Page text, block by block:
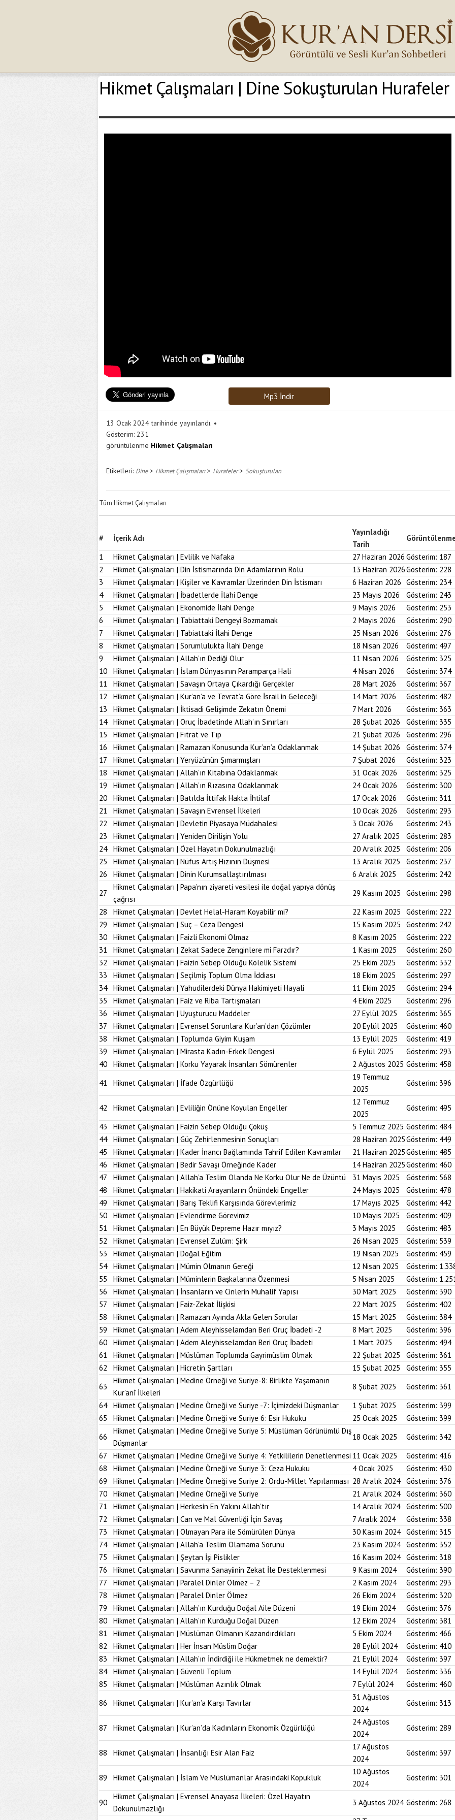
Hikmet Çalışmaları | Dine Sokuşturulan Hurafeler
Mp3 İndir
13 Ocak 2024 tarihinde yayınlandı.
Gösterim: 231
görüntülenme Hikmet Çalışmaları
Etiketleri: Dine> Hikmet Çalışmaları> Hurafeler> Sokuşturulan
Tüm Hikmet Çalışmaları
# İçerik Adı
Yayınladığı
Tarih
1
Hikmet Çalışmaları | Evlilik ve Nafaka 27 Haziran 2026 Gösterim: 187
2
Hikmet Çalışmaları | Din İstismarında Din Adamlarının Rolü 13 Haziran 2026Gösterim: 228
3
Hikmet Çalışmaları | Kişiler ve Kavramlar Üzerinden Din İstismarı 6 Haziran 2026 Gösterim: 234
4
Hikmet Çalışmaları | İbadetlerde İlahi Denge 23 Mayıs 2026 Gösterim: 243
5
Hikmet Çalışmaları | Ekonomide İlahi Denge 9 Mayıs 2026 Gösterim: 253
6
Hikmet Çalışmaları | Tabiattaki Dengeyi Bozmamak 2 Mayıs 2026 Gösterim: 290
7
Hikmet Çalışmaları | Tabiattaki İlahi Denge 25 Nisan 2026 Gösterim: 276
8
Hikmet Çalışmaları | Sorumlulukta İlahi Denge 18 Nisan 2026 Gösterim: 497
9
Hikmet Çalışmaları | Allah’ın Dediği Olur 11 Nisan 2026 Gösterim: 325
10
Hikmet Çalışmaları | İslam Dünyasının Paramparça Hali 4 Nisan 2026 Gösterim: 374
11
Hikmet Çalışmaları | Savaşın Ortaya Çıkardığı Gerçekler 28 Mart 2026 Gösterim: 367
12
Hikmet Çalışmaları | Kur’an’a ve Tevrat’a Göre İsrail’in Geleceği 14 Mart 2026 Gösterim: 482
13
Hikmet Çalışmaları | İktisadi Gelişimde Zekatın Önemi 7 Mart 2026 Gösterim: 363
14
Hikmet Çalışmaları | Oruç İbadetinde Allah’ın Sınırları 28 Şubat 2026 Gösterim: 335
15
Hikmet Çalışmaları | Fıtrat ve Tıp 21 Şubat 2026 Gösterim: 296
16
Hikmet Çalışmaları | Ramazan Konusunda Kur’an’a Odaklanmak 14 Şubat 2026 Gösterim: 374
17
Hikmet Çalışmaları | Yeryüzünün Şımarmışları 7 Şubat 2026 Gösterim: 323
18
Hikmet Çalışmaları | Allah’ın Kitabına Odaklanmak 31 Ocak 2026 Gösterim: 325
19
Hikmet Çalışmaları | Allah’ın Rızasına Odaklanmak 24 Ocak 2026 Gösterim: 300
20
Hikmet Çalışmaları | Batılda İttifak Hakta İhtilaf 17 Ocak 2026 Gösterim: 311
21
Hikmet Çalışmaları | Savaşın Evrensel İlkeleri 10 Ocak 2026 Gösterim: 293
22
Hikmet Çalışmaları | Devletin Piyasaya Müdahalesi 3 Ocak 2026 Gösterim: 243
23
Hikmet Çalışmaları | Yeniden Dirilişin Yolu 27 Aralık 2025 Gösterim: 283
24
Hikmet Çalışmaları | Özel Hayatın Dokunulmazlığı 20 Aralık 2025 Gösterim: 206
25
Hikmet Çalışmaları | Nüfus Artış Hızının Düşmesi 13 Aralık 2025 Gösterim: 237
26
Hikmet Çalışmaları | Dinin Kurumsallaştırılması 6 Aralık 2025 Gösterim: 242
27
Hikmet Çalışmaları | Papa’nın ziyareti vesilesi ile doğal yapıya dönüş
çağrısı
29 Kasım 2025 Gösterim: 298
28
Hikmet Çalışmaları | Devlet Helal-Haram Koyabilir mi? 22 Kasım 2025 Gösterim: 222
29
Hikmet Çalışmaları | Suç – Ceza Dengesi 15 Kasım 2025 Gösterim: 242
30
Hikmet Çalışmaları | Faizli Ekonomi Olmaz 8 Kasım 2025 Gösterim: 222
31
Hikmet Çalışmaları | Zekat Sadece Zenginlere mi Farzdır? 1 Kasım 2025 Gösterim: 260
32
Hikmet Çalışmaları | Faizin Sebep Olduğu Kölelik Sistemi 25 Ekim 2025 Gösterim: 332
33
Hikmet Çalışmaları | Seçilmiş Toplum Olma İddiası 18 Ekim 2025 Gösterim: 297
34
Hikmet Çalışmaları | Yahudilerdeki Dünya Hakimiyeti Hayali 11 Ekim 2025 Gösterim: 294
35
Hikmet Çalışmaları | Faiz ve Riba Tartışmaları 4 Ekim 2025 Gösterim: 296
36
Hikmet Çalışmaları | Uyuşturucu Maddeler 27 Eylül 2025 Gösterim: 365
37
Hikmet Çalışmaları | Evrensel Sorunlara Kur’an’dan Çözümler 20 Eylül 2025 Gösterim: 460
38
Hikmet Çalışmaları | Toplumda Giyim Kuşam 13 Eylül 2025 Gösterim: 419
39
Hikmet Çalışmaları | Mirasta Kadın-Erkek Dengesi 6 Eylül 2025 Gösterim: 293
40
Hikmet Çalışmaları | Korku Yayarak İnsanları Sömürenler 2 Ağustos 2025 Gösterim: 458
41
Hikmet Çalışmaları | İfade Özgürlüğü
19 Temmuz
2025
Gösterim: 396
42 Hikmet Çalışmaları | Evliliğin Önüne Koyulan Engeller
12 Temmuz
2025
Gösterim: 495
43
Hikmet Çalışmaları | Faizin Sebep Olduğu Çöküş 5 Temmuz 2025 Gösterim: 484
44
Hikmet Çalışmaları | Güç Zehirlenmesinin Sonuçları 28 Haziran 2025Gösterim: 449
45
Hikmet Çalışmaları | Kader İnancı Bağlamında Tahrif Edilen Kavramlar 21 Haziran 2025Gösterim: 485
46
Hikmet Çalışmaları | Bedir Savaşı Örneğinde Kader 14 Haziran 2025Gösterim: 460
47
Hikmet Çalışmaları | Allah’a Teslim Olanda Ne Korku Olur Ne de Üzüntü 31 Mayıs 2025 Gösterim: 568
48
Hikmet Çalışmaları | Hakikati Arayanların Önündeki Engeller 24 Mayıs 2025 Gösterim: 478
49
Hikmet Çalışmaları | Barış Teklifi Karşısında Görevlerimiz 17 Mayıs 2025 Gösterim: 442
50
Hikmet Çalışmaları | Evlendirme Görevimiz 10 Mayıs 2025 Gösterim: 409
51
Hikmet Çalışmaları | En Büyük Depreme Hazır mıyız? 3 Mayıs 2025 Gösterim: 483
52
Hikmet Çalışmaları | Evrensel Zulüm: Şirk 26 Nisan 2025 Gösterim: 539
53
Hikmet Çalışmaları | Doğal Eğitim 19 Nisan 2025 Gösterim: 459
54
Hikmet Çalışmaları | Mümin Olmanın Gereği 12 Nisan 2025 Gösterim:
55
Hikmet Çalışmaları | Müminlerin Başkalarına Özenmesi 5 Nisan 2025 Gösterim:
56
Hikmet Çalışmaları | İnsanların ve Cinlerin Muhalif Yapısı 30 Mart 2025 Gösterim: 390
57
Hikmet Çalışmaları | Faiz-Zekat İlişkisi 22 Mart 2025 Gösterim: 402
58
Hikmet Çalışmaları | Ramazan Ayında Akla Gelen Sorular 15 Mart 2025 Gösterim: 384
59
Hikmet Çalışmaları | Adem Aleyhisselamdan Beri Oruç İbadeti -2 8 Mart 2025 Gösterim: 396
60
Hikmet Çalışmaları | Adem Aleyhisselamdan Beri Oruç İbadeti 1 Mart 2025 Gösterim: 494
61
Hikmet Çalışmaları | Müslüman Toplumda Gayrimüslim Olmak 22 Şubat 2025 Gösterim: 361
62
Hikmet Çalışmaları | Hicretin Şartları 15 Şubat 2025 Gösterim: 355
63
Hikmet Çalışmaları | Medine Örneği ve Suriye-8: Birlikte Yaşamanın
Kur’anî İlkeleri
8 Şubat 2025 Gösterim: 361
64
Hikmet Çalışmaları | Medine Örneği ve Suriye -7: İçimizdeki Düşmanlar 1 Şubat 2025 Gösterim: 399
65
Hikmet Çalışmaları | Medine Örneği ve Suriye 6: Esir Hukuku 25 Ocak 2025 Gösterim: 399
66
Hikmet Çalışmaları | Medine Örneği ve Suriye 5: Müslüman Görünümlü Dış
Düşmanlar
18 Ocak 2025 Gösterim: 342
67
Hikmet Çalışmaları | Medine Örneği ve Suriye 4: Yetkililerin Denetlenmesi 11 Ocak 2025 Gösterim: 416
68
Hikmet Çalışmaları | Medine Örneği ve Suriye 3: Ceza Hukuku 4 Ocak 2025 Gösterim: 430
69
Hikmet Çalışmaları | Medine Örneği ve Suriye 2: Ordu-Millet Yapılanması 28 Aralık 2024 Gösterim: 376
70
Hikmet Çalışmaları | Medine Örneği ve Suriye 21 Aralık 2024 Gösterim: 360
71
Hikmet Çalışmaları | Herkesin En Yakını Allah’tır 14 Aralık 2024 Gösterim: 500
72
Hikmet Çalışmaları | Can ve Mal Güvenliği İçin Savaş 7 Aralık 2024 Gösterim: 338
73
Hikmet Çalışmaları | Olmayan Para ile Sömürülen Dünya 30 Kasım 2024 Gösterim: 315
74
Hikmet Çalışmaları | Allah’a Teslim Olamama Sorunu 23 Kasım 2024 Gösterim: 352
75
Hikmet Çalışmaları | Şeytan İşi Pislikler 16 Kasım 2024 Gösterim: 318
76
Hikmet Çalışmaları | Savunma Sanayiinin Zekat İle Desteklenmesi 9 Kasım 2024 Gösterim: 390
77
Hikmet Çalışmaları | Paralel Dinler Ölmez – 2 2 Kasım 2024 Gösterim: 293
78
Hikmet Çalışmaları | Paralel Dinler Ölmez 26 Ekim 2024 Gösterim: 320
79
Hikmet Çalışmaları | Allah’ın Kurduğu Doğal Aile Düzeni 19 Ekim 2024 Gösterim: 376
80
Hikmet Çalışmaları | Allah’ın Kurduğu Doğal Düzen 12 Ekim 2024 Gösterim: 381
81
Hikmet Çalışmaları | Müslüman Olmanın Kazandırdıkları 5 Ekim 2024 Gösterim: 466
82
Hikmet Çalışmaları | Her İnsan Müslim Doğar 28 Eylül 2024 Gösterim: 410
83
Hikmet Çalışmaları | Allah’ın İndirdiği ile Hükmetmek ne demektir? 21 Eylül 2024 Gösterim: 397
84
Hikmet Çalışmaları | Güvenli Toplum 14 Eylül 2024 Gösterim: 336
85
Hikmet Çalışmaları | Müslüman Azınlık Olmak 7 Eylül 2024 Gösterim: 460
86
Hikmet Çalışmaları | Kur’an’a Karşı Tavırlar
31 Ağustos
2024
Gösterim: 313
87 Hikmet Çalışmaları | Kur’an’da Kadınların Ekonomik Özgürlüğü
24 Ağustos
2024
Gösterim: 289
88 Hikmet Çalışmaları | İnsanlığı Esir Alan Faiz
17 Ağustos
2024
Gösterim: 397
89 Hikmet Çalışmaları | İslam Ve Müslümanlar Arasındaki Kopukluk
10 Ağustos
2024
Gösterim: 301
90
Hikmet Çalışmaları | Evrensel Anayasa İlkeleri: Özel Hayatın
Dokunulmazlığı
3 Ağustos 2024 Gösterim: 268